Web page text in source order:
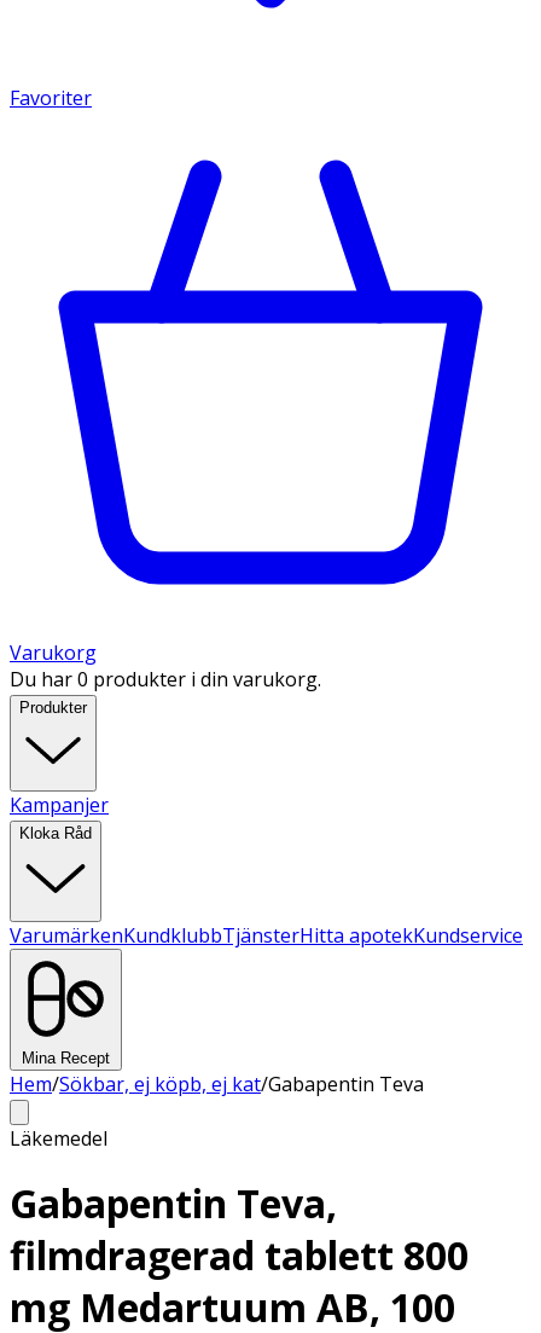
Favoriter
Varukorg
Du har 0 produkter i din varukorg.
Produkter
Kampanjer
Kloka Råd
VarumärkenKundklubbTjänsterHitta apotekKundservice
Mina Recept
Hem/Sökbar, ej köpb, ej kat/Gabapentin Teva
Läkemedel
Gabapentin Teva,
filmdragerad tablett 800
mg Medartuum AB, 100